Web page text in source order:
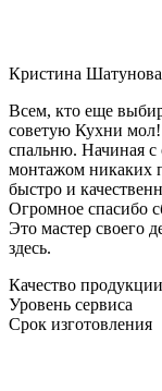
Кристина Шатунова
Всем, кто еще
советую Кухни
спальню. Начиная с
монтажом никаких
быстро и
Огромное спасибо
Это мастер своего
здесь.
Качество продукции
Уровень сервиса
Срок изготовления